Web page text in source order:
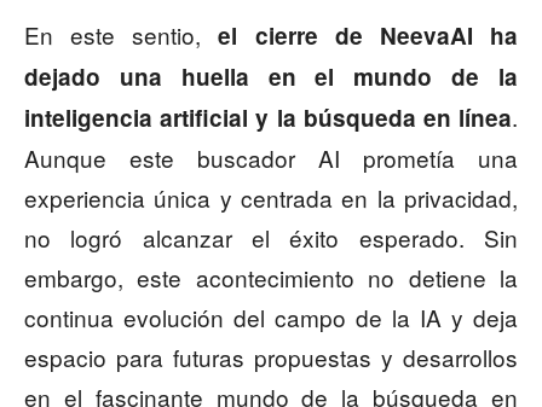
En este sentio,el cierre de NeevaAI ha
dejado una huella en el mundo de la
inteligencia artificial y la búsqueda en línea.
Aunque este buscador AI prometía una
experiencia única y centrada en la privacidad,
no logró alcanzar el éxito esperado. Sin
embargo, este acontecimiento no detiene la
continua evolución del campo de la IA y deja
espacio para futuras propuestas y desarrollos
en el fascinante mundo de la búsqueda en